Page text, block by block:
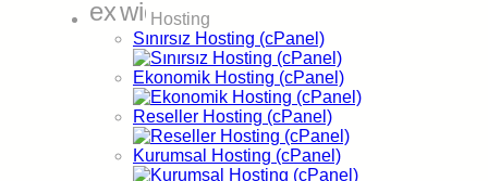
expand_more
widgets
Hosting
Sınırsız Hosting (cPanel)
Ekonomik Hosting (cPanel)
Reseller Hosting (cPanel)
Kurumsal Hosting (cPanel)
Bilgi Güvenliği ve Kalite Politikası
KurumsalBilgiler
Kurumsal BilgilerMerkez Ofis (Türkiye)
Alastyr Telekomünikasyon A.Ş.
5747 Sokak No:84 Bornova / İzmir /
TÜRKİYE